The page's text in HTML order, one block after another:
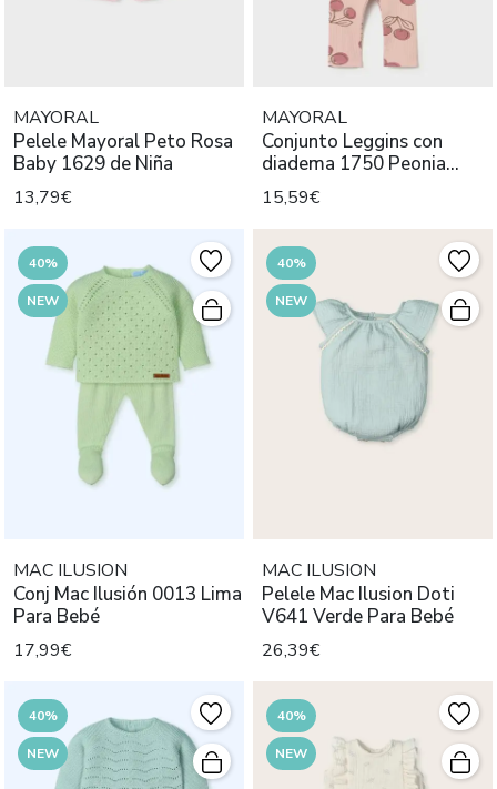
MAYORAL
Pelele Mayoral Peto Rosa
Baby 1629 de Niña
13,79€
MAYORAL
Conjunto Leggins con
diadema 1750 Peonia
Mayoral N
15,59€
40%
NEW
MAC ILUSION
Conj Mac Ilusión 0013 Lima
Para Bebé
17,99€
40%
NEW
MAC ILUSION
Pelele Mac Ilusion Doti
V641 Verde Para Bebé
26,39€
40%
NEW
40%
NEW